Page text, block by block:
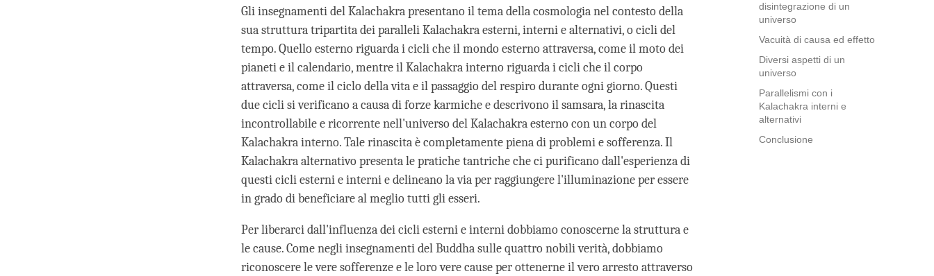
disintegrazione di un
universo
Vacuità di causa ed effetto
Diversi aspetti di un
universo
Parallelismi con i
Kalachakra interni e
alternativi
Conclusione
Gli insegnamenti del Kalachakra presentano il tema della cosmologia nel contesto della
sua struttura tripartita dei paralleli Kalachakra esterni, interni e alternativi, o cicli del
tempo. Quello esterno riguarda i cicli che il mondo esterno attraversa, come il moto dei
pianeti e il calendario, mentre il Kalachakra interno riguarda i cicli che il corpo
attraversa, come il ciclo della vita e il passaggio del respiro durante ogni giorno. Questi
due cicli si verificano a causa di forze karmiche e descrivono il samsara, la rinascita
incontrollabile e ricorrente nell'universo del Kalachakra esterno con un corpo del
Kalachakra interno. Tale rinascita è completamente piena di problemi e sofferenza. Il
Kalachakra alternativo presenta le pratiche tantriche che ci purificano dall'esperienza di
questi cicli esterni e interni e delineano la via per raggiungere l'illuminazione per essere
in grado di beneficiare al meglio tutti gli esseri.
Per liberarci dall'influenza dei cicli esterni e interni dobbiamo conoscerne la struttura e
le cause. Come negli insegnamenti del Buddha sulle quattro nobili verità, dobbiamo
riconoscere le vere sofferenze e le loro vere cause per ottenerne il vero arresto attraverso